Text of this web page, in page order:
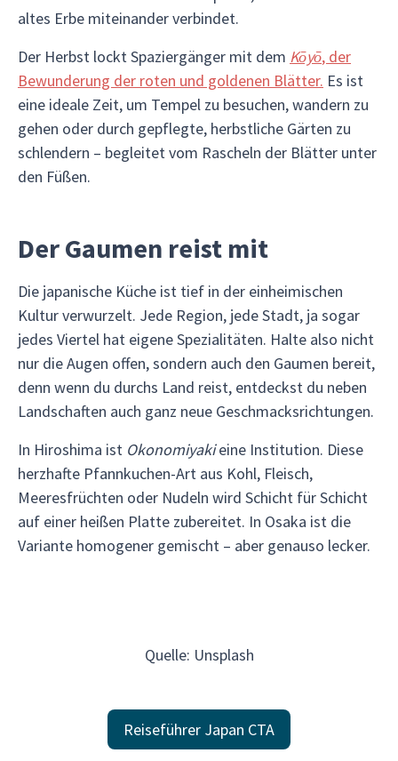
altes Erbe miteinander verbindet.
Der Herbst lockt Spaziergänger mit dem Kōyō, der
Bewunderung der roten und goldenen Blätter. Es ist
eine ideale Zeit, um Tempel zu besuchen, wandern zu
gehen oder durch gepflegte, herbstliche Gärten zu
schlendern – begleitet vom Rascheln der Blätter unter
den Füßen.
Der Gaumen reist mit
Die japanische Küche ist tief in der einheimischen
Kultur verwurzelt. Jede Region, jede Stadt, ja sogar
jedes Viertel hat eigene Spezialitäten. Halte also nicht
nur die Augen offen, sondern auch den Gaumen bereit,
denn wenn du durchs Land reist, entdeckst du neben
Landschaften auch ganz neue Geschmacksrichtungen.
In Hiroshima ist Okonomiyakieine Institution. Diese
herzhafte Pfannkuchen-Art aus Kohl, Fleisch,
Meeresfrüchten oder Nudeln wird Schicht für Schicht
auf einer heißen Platte zubereitet. In Osaka ist die
Variante homogener gemischt – aber genauso lecker.
Quelle: Unsplash
Reiseführer Japan CTA